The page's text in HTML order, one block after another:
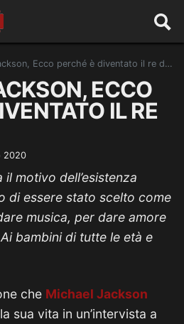
Ecco perché è diventato il re del pop
ECCO
IL RE
2020
motivo dell’esistenza
di essere stato scelto come
musica, per dare amore
bambini di tutte le età e
che Michael Jackson
sua vita in un’intervista a